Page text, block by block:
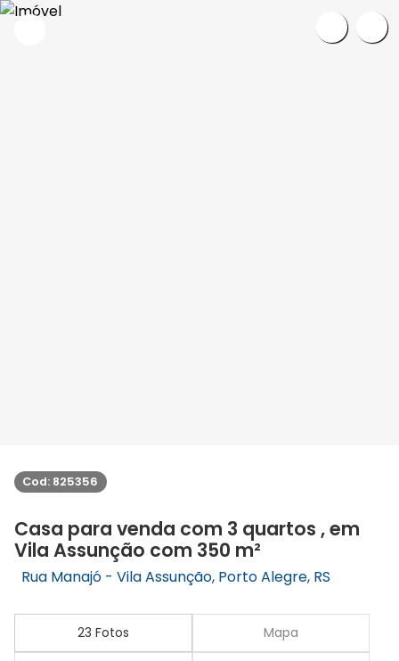
Cod: 825356
Casa para venda com 3 quartos , em
Vila Assunção com 350 m²
Rua Manajó - Vila Assunção, Porto Alegre, RS
23 Fotos Mapa